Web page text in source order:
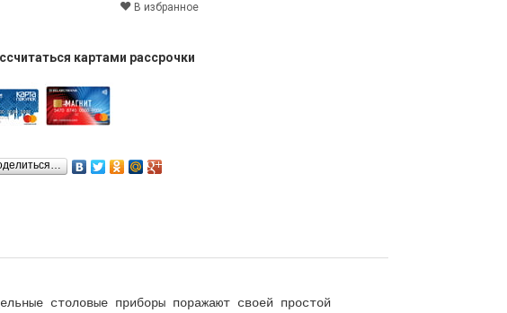
В избранное
картами рассрочки
столовые приборы поражают своей простой